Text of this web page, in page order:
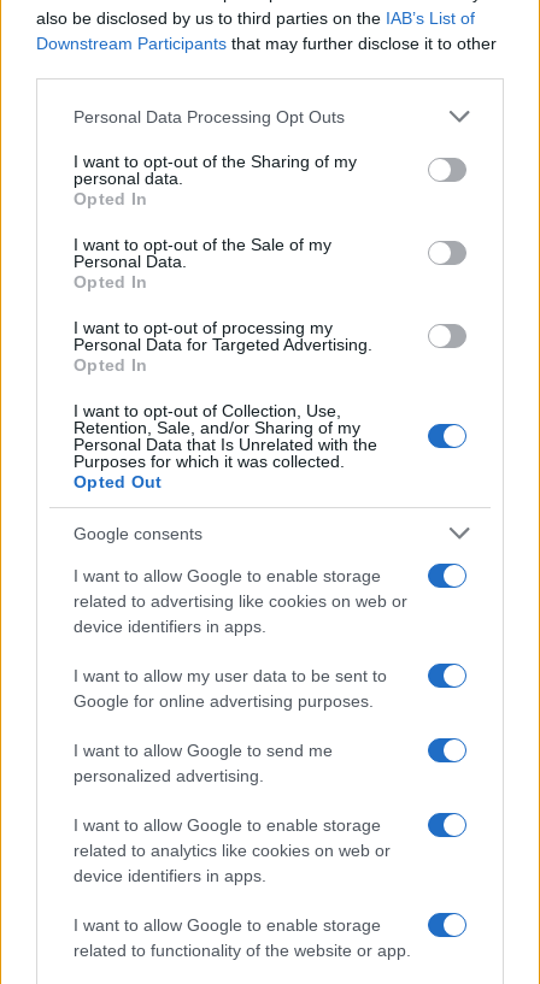
also be disclosed by us to third parties on the IAB’s List of
Downstream Participants that may further disclose it to other
Please note that this website/app uses one or more Google
not limited to your visit or usage behaviour. You may click to
grant or deny consent to Google and its third-party tags to
use your data for below specified purposes in below Google
consent section.
Personal Data Processing Opt Outs
I want to opt-out of the Sharing of my
personal data.
Opted In
I want to opt-out of the Sale of my
Personal Data.
Opted In
I want to opt-out of processing my
Personal Data for Targeted Advertising.
Opted In
I want to opt-out of Collection, Use,
Retention, Sale, and/or Sharing of my
Personal Data that Is Unrelated with the
Purposes for which it was collected.
Opted Out
Google consents
I want to allow Google to enable storage
related to advertising like cookies on web or
device identifiers in apps.
I want to allow my user data to be sent to
Google for online advertising purposes.
I want to allow Google to send me
personalized advertising.
I want to allow Google to enable storage
related to analytics like cookies on web or
device identifiers in apps.
I want to allow Google to enable storage
related to functionality of the website or app.
και Λεν κόντρα στην Ελλάδα
Πάρκερ: «Όνειρό μου να
κατακτήσω το ΝΒΑ Europe
που έκανε
Στα 734 εκατ. ευρώ τα EBITDA
14% ο τζίρος στο α'
εξάμηνο, στα 4,3 δισ. ευρώ
EBITDA
ΥΠΕΘΟΟ: Νέες επενδύσεις